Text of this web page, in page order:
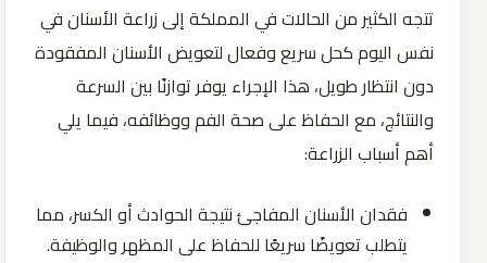
تتجه الكثير من الحالات في المملكة إلى زراعة الأسنان في
نفس اليوم كحل سريع وفعال لتعويض الأسنان المفقودة
دون انتظار طويل، هذا الإجراء يوفر توازنًا بين السرعة
والنتائج، مع الحفاظ على صحة الفم ووظائفه، فيما يلي
أهم أسباب الزراعة:
فقدان الأسنان المفاجئ نتيجة الحوادث أو الكسر، مما
يتطلب تعويضًا سريعًا للحفاظ على المظهر والوظيفة.